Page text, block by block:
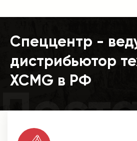
Спеццентр -
дистрибьютор
XCMG в РФ